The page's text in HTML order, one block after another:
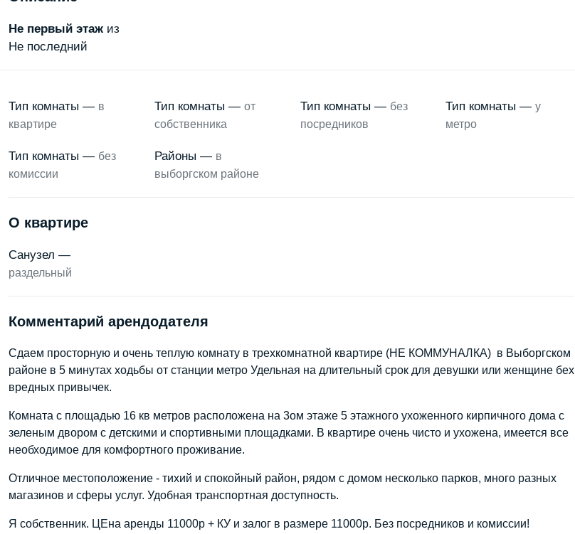
Не первый этаж из
Не последний
Тип комнаты — в
квартире
Тип комнаты — от
собственника
Тип комнаты — без
посредников
Тип комнаты —у
метро
Тип комнаты — без
комиссии
Районы — в
выборгском районе
О квартире
Санузел —
раздельный
Комментарий арендодателя
Сдаем просторную и очень теплую комнату в трехкомнатной квартире (НЕ КОММУНАЛКА) в Выборгском
районе в 5 минутах ходьбы от станции метро Удельная на длительный срок для девушки или женщине бех
вредных привычек.
Комната с площадью 16 кв метров расположена на 3ом этаже 5 этажного ухоженного кирпичного дома с
зеленым двором с детскими и спортивными площадками. В квартире очень чисто и ухожена, имеется все
необходимое для комфортного проживание.
Отличное местоположение - тихий и спокойный район, рядом с домом несколько парков, много разных
магазинов и сферы услуг. Удобная транспортная доступность.
Я собственник. ЦЕна аренды 11000р + КУ и залог в размере 11000р. Без посредников и комиссии!